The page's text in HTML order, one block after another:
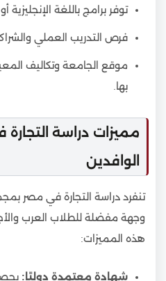
توفر برامج باللغة الإنجليزية
فرص التدريب العملي
موقع الجامعة وتكاليف
بها.
مميزات دراسة
الوافدين
تنفرد دراسة التجارة في مصر
وجهة مفضلة للطلاب العرب
هذه المميزات:
شهادة معتمدة دوليًا: